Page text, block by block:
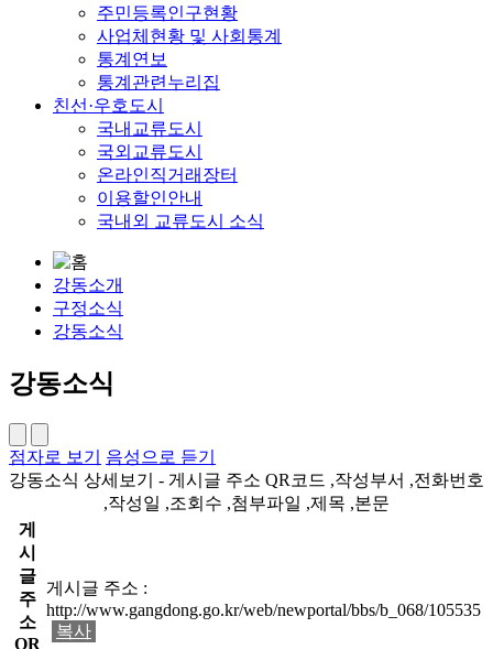
주민등록인구현황
사업체현황 및 사회통계
통계연보
통계관련누리집
친선·우호도시
국내교류도시
국외교류도시
온라인직거래장터
이용할인안내
국내외 교류도시 소식
강동소개
구정소식
강동소식
강동소식
점자로 보기
음성으로 듣기
강동소식 상세보기 - 게시글 주소 QR코드 ,작성부서 ,전화번호
,작성일 ,조회수 ,첨부파일 ,제목 ,본문
게
시
글
주
소
QR
게시글 주소 :
http://www.gangdong.go.kr/web/newportal/bbs/b_068/105535
복사